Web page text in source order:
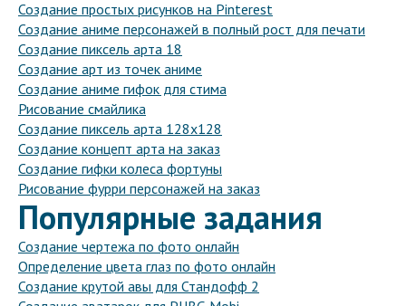
Создание простых рисунков на Pinterest
Создание аниме персонажей в полный рост для печати
Создание пиксель арта 18
Создание арт из точек аниме
Создание аниме гифок для стима
Рисование смайлика
Создание пиксель арта 128х128
Создание концепт арта на заказ
Создание гифки колеса фортуны
Рисование фурри персонажей на заказ
Популярные задания
Создание чертежа по фото онлайн
Определение цвета глаз по фото онлайн
Создание крутой авы для Стандофф 2